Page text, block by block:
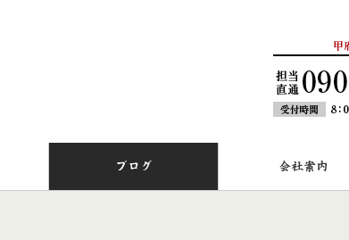
ブログ 会社案内